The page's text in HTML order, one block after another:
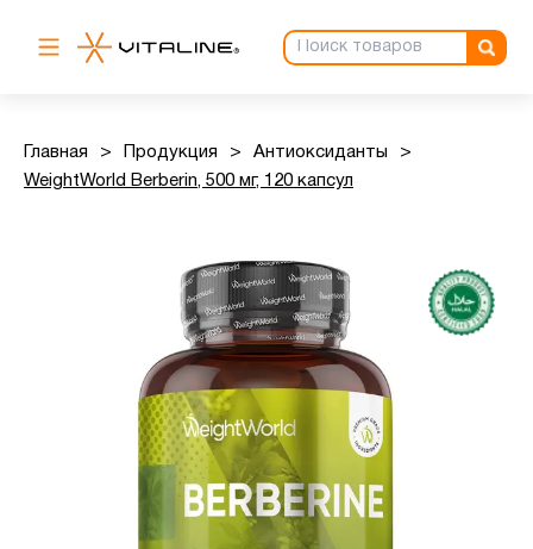
Главная > Продукция > Антиоксиданты
>
WeightWorld Berberin, 500 мг, 120 капсул